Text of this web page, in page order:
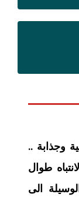
وجذابة ..
طوال
الى